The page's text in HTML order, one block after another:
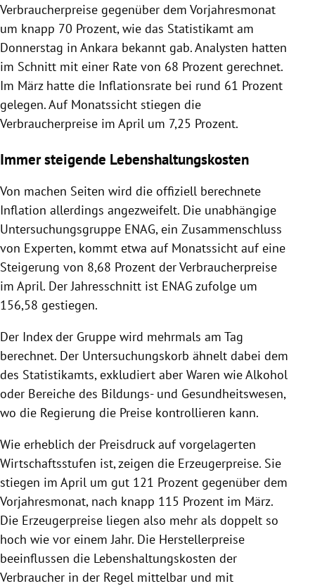
Untermenü
Verbraucherpreise gegenüber dem Vorjahresmonat
um knapp 70 Prozent, wie das Statistikamt am
Donnerstag in Ankara bekannt gab. Analysten hatten
im Schnitt mit einer Rate von 68 Prozent gerechnet.
Im März hatte die Inflationsrate bei rund 61 Prozent
gelegen. Auf Monatssicht stiegen die
Verbraucherpreise im April um 7,25 Prozent.
Immer steigende Lebenshaltungskosten
Von machen Seiten wird die offiziell berechnete
Inflation allerdings angezweifelt. Die unabhängige
Untersuchungsgruppe ENAG, ein Zusammenschluss
von Experten, kommt etwa auf Monatssicht auf eine
Steigerung von 8,68 Prozent der Verbraucherpreise
im April. Der Jahresschnitt ist ENAG zufolge um
156,58 gestiegen.
Der Index der Gruppe wird mehrmals am Tag
berechnet. Der Untersuchungskorb ähnelt dabei dem
des Statistikamts, exkludiert aber Waren wie Alkohol
oder Bereiche des Bildungs- und Gesundheitswesen,
wo die Regierung die Preise kontrollieren kann.
Wie erheblich der Preisdruck auf vorgelagerten
Wirtschaftsstufen ist, zeigen die Erzeugerpreise. Sie
stiegen im April um gut 121 Prozent gegenüber dem
Vorjahresmonat, nach knapp 115 Prozent im März.
Die Erzeugerpreise liegen also mehr als doppelt so
hoch wie vor einem Jahr. Die Herstellerpreise
beeinflussen die Lebenshaltungskosten der
Verbraucher in der Regel mittelbar und mit